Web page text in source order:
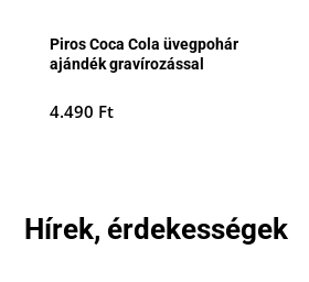
Piros Coca Cola üvegpohár
ajándék gravírozással
4.490 Ft
Hírek, érdekességek